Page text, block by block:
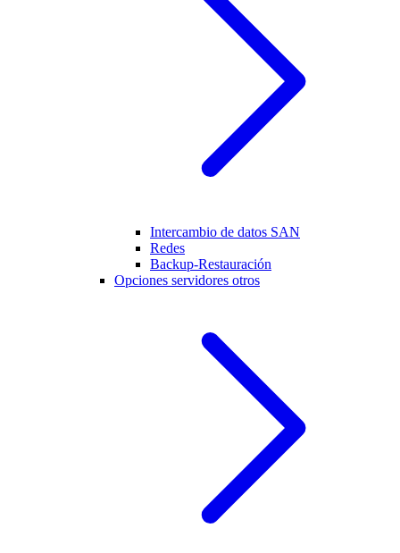
Intercambio de datos SAN
Redes
Backup-Restauración
Opciones servidores otros